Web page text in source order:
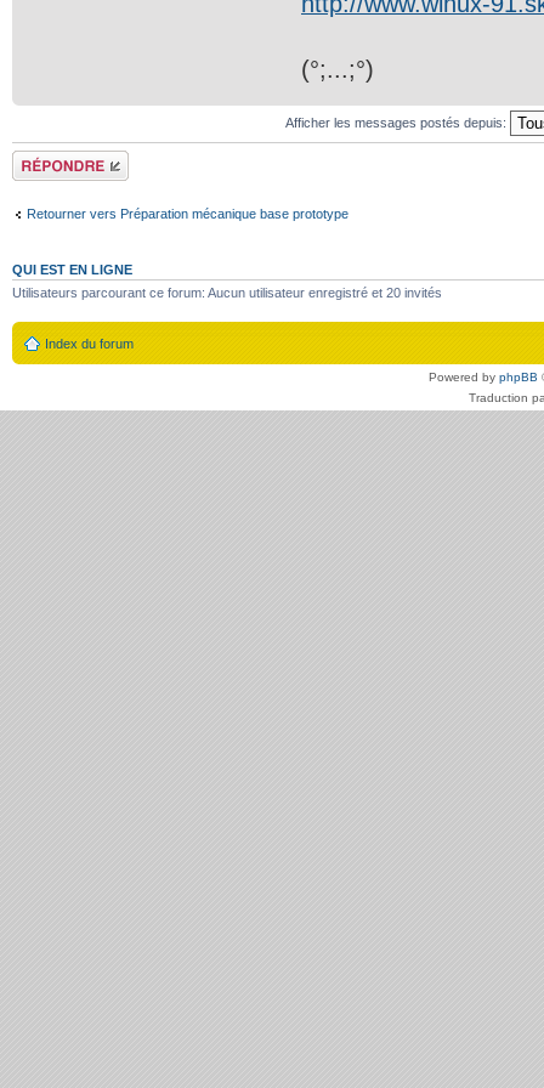
(°;...;°)
Afficher les messages postés depuis:
Répondre
Retourner vers Préparation mécanique base prototype
QUI EST EN LIGNE
Utilisateurs parcourant ce forum: Aucun utilisateur enregistré et 20 invités
Index du forum
Powered by phpBB
Traduction